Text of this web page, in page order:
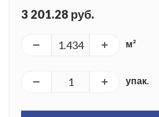
3 201.28 руб.
м²
упак.